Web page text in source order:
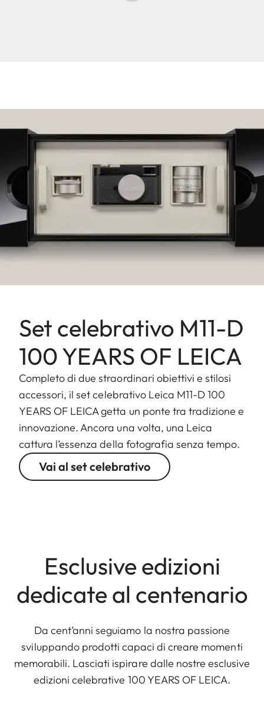
Set celebrativo M11-D
100 YEARS OF LEICA
Completo di due straordinari obiettivi e stilosi
accessori, il set celebrativo Leica M11-D 100
YEARS OF LEICA getta un ponte tra tradizione e
innovazione. Ancora una volta, una Leica
cattura l’essenza della fotografia senza tempo.
Vai al set celebrativo
Esclusive edizioni
dedicate al centenario
Da cent’anni seguiamo la nostra passione
sviluppando prodotti capaci di creare momenti
memorabili. Lasciati ispirare dalle nostre esclusive
edizioni celebrative 100 YEARS OF LEICA.